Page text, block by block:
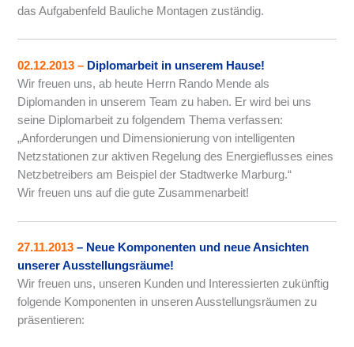
das Aufgabenfeld Bauliche Montagen zuständig.
02.12.2013– Diplomarbeit in unserem Hause!
Wir freuen uns, ab heute Herrn Rando Mende als
Diplomanden in unserem Team zu haben. Er wird bei uns
seine Diplomarbeit zu folgendem Thema verfassen:
„Anforderungen und Dimensionierung von intelligenten
Netzstationen zur aktiven Regelung des Energieflusses eines
Netzbetreibers am Beispiel der Stadtwerke Marburg.“
Wir freuen uns auf die gute Zusammenarbeit!
27.11.2013– Neue Komponenten und neue Ansichten
unserer Ausstellungsräume!
Wir freuen uns, unseren Kunden und Interessierten zukünftig
folgende Komponenten in unseren Ausstellungsräumen zu
präsentieren: